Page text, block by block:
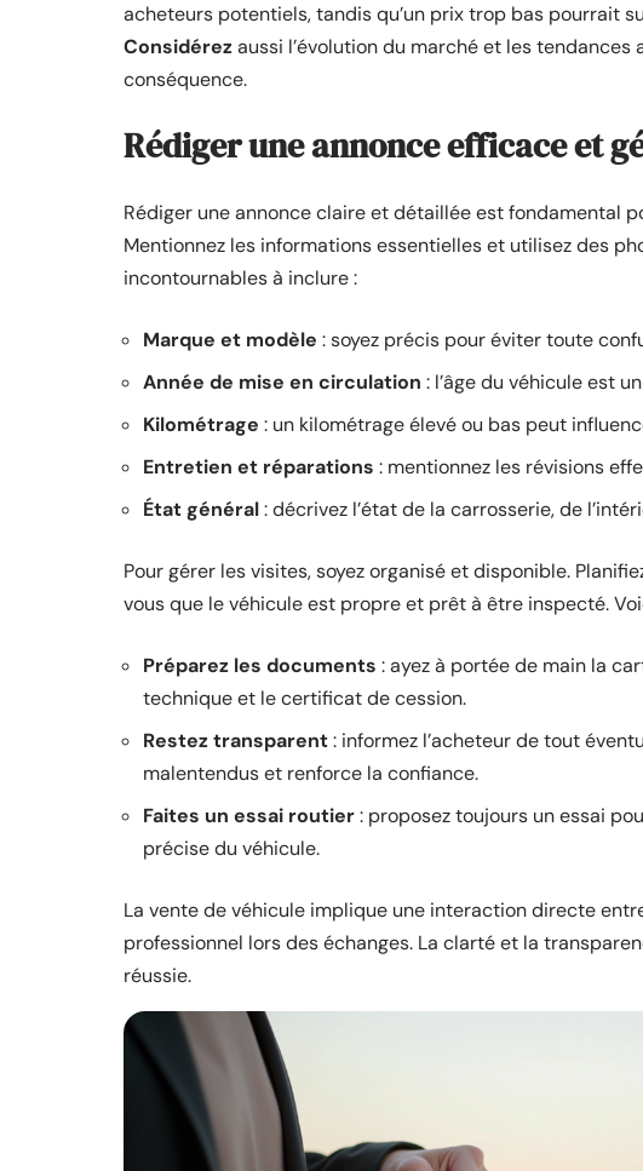
acheteurs potentiels, tandis qu’un prix trop bas pourrait
Considérezaussi l’évolution du marché et les
conséquence.
Rédiger une annonce efficace et
Rédiger une annonce claire et détaillée est fondamental
Mentionnez les informations essentielles et utilisez des
incontournables à inclure :
Marque et modèle : soyez précis pour éviter toute
Année de mise en circulation : l’âge du véhicule est
Kilométrage : un kilométrage élevé ou bas peut
Entretien et réparations : mentionnez les révisions
État général: décrivez l’état de la carrosserie, de
Pour gérer les visites, soyez organisé et disponible.
vous que le véhicule est propre et prêt à être inspecté.
Préparez les documents : ayez à portée de main la
technique et le certificat de cession.
Restez transparent: informez l’acheteur de tout
malentendus et renforce la confiance.
Faites un essai routier: proposez toujours un essai
précise du véhicule.
La vente de véhicule implique une interaction directe
professionnel lors des échanges. La clarté et la
réussie.